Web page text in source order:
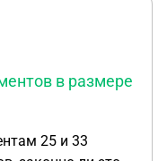
в размере
25 и 33